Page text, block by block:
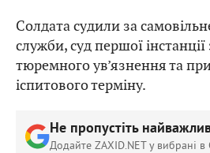
Солдата судили за
служби, суд першої
тюремного ув’язнення та
іспитового терміну.
Не пропустіть
Додайте ZAXID.NET у вибрані в